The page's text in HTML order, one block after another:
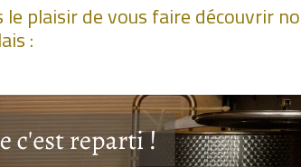
plaisir de vous faire découvrir
: